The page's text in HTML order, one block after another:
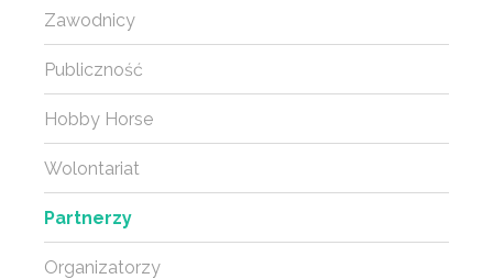
Zawodnicy
Publiczność
Hobby Horse
Wolontariat
Partnerzy
Organizatorzy